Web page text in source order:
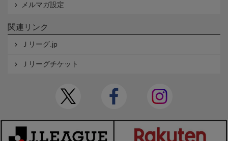
メルマガ設定
関連リンク
Ｊリーグ.jp
Ｊリーグチケット